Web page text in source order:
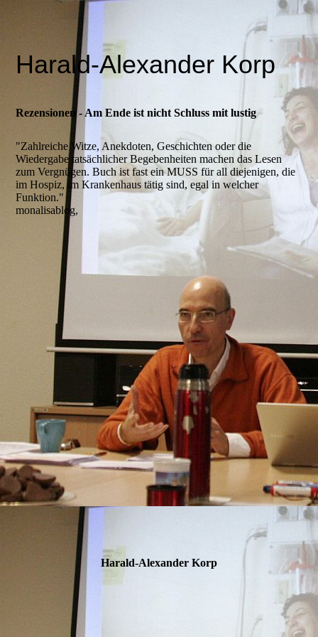
Harald-Alexander Korp
Rezensionen - Am Ende ist nicht Schluss mit lustig
"Zahlreiche Witze, Anekdoten, Geschichten oder die
Wiedergabe tatsächlicher Begebenheiten machen das Lesen
zum Vergnügen. Buch ist fast ein MUSS für all diejenigen, die
im Hospiz, im Krankenhaus tätig sind, egal in welcher
Funktion."
monalisablog,
Harald-Alexander Korp